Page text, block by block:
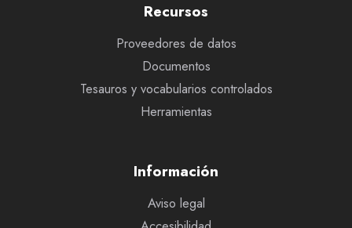
Recursos
Proveedores de datos
Documentos
Tesauros y vocabularios controlados
Herramientas
Información
Aviso legal